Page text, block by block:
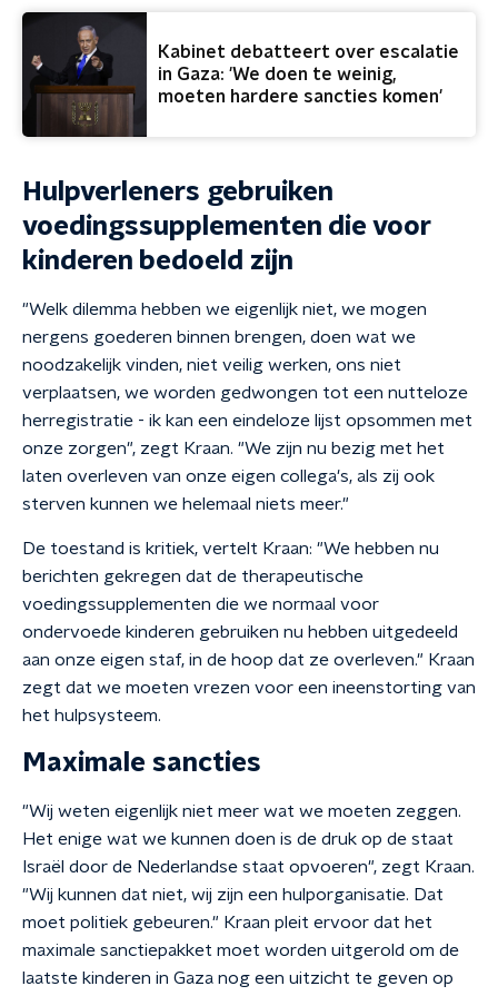
Kabinet debatteert over escalatie
in Gaza: 'We doen te weinig,
moeten hardere sancties komen'
Hulpverleners gebruiken
voedingssupplementen die voor
kinderen bedoeld zijn
"Welk dilemma hebben we eigenlijk niet, we mogen
nergens goederen binnen brengen, doen wat we
noodzakelijk vinden, niet veilig werken, ons niet
verplaatsen, we worden gedwongen tot een nutteloze
herregistratie - ik kan een eindeloze lijst opsommen met
onze zorgen", zegt Kraan. "We zijn nu bezig met het
laten overleven van onze eigen collega's, als zij ook
sterven kunnen we helemaal niets meer."
De toestand is kritiek, vertelt Kraan: "We hebben nu
berichten gekregen dat de therapeutische
voedingssupplementen die we normaal voor
ondervoede kinderen gebruiken nu hebben uitgedeeld
aan onze eigen staf, in de hoop dat ze overleven." Kraan
zegt dat we moeten vrezen voor een ineenstorting van
het hulpsysteem.
Maximale sancties
"Wij weten eigenlijk niet meer wat we moeten zeggen.
Het enige wat we kunnen doen is de druk op de staat
Israël door de Nederlandse staat opvoeren", zegt Kraan.
"Wij kunnen dat niet, wij zijn een hulporganisatie. Dat
moet politiek gebeuren." Kraan pleit ervoor dat het
maximale sanctiepakket moet worden uitgerold om de
laatste kinderen in Gaza nog een uitzicht te geven op